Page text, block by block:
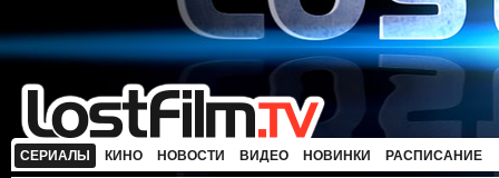
СЕРИАЛЫ КИНО НОВОСТИ ВИДЕО НОВИНКИ РАСПИСАНИЕ